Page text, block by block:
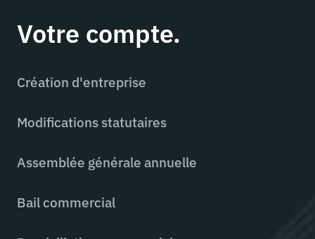
Votre compte.
Création d'entreprise
Modifications statutaires
Assemblée générale annuelle
Bail commercial